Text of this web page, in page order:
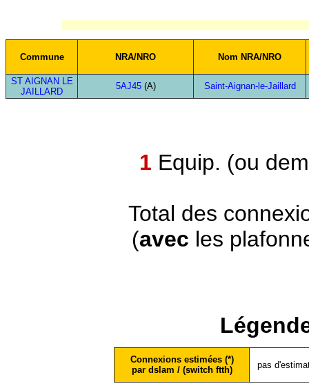
Commune NRA/NRO Nom NRA/NRO
ST AIGNAN LE
JAILLARD
5AJ45(A) Saint-Aignan-le-Jaillard
1 Equip. (ou
Total des
(avec les
Connexions estimées (*)
par dslam / (switch ftth)
pas